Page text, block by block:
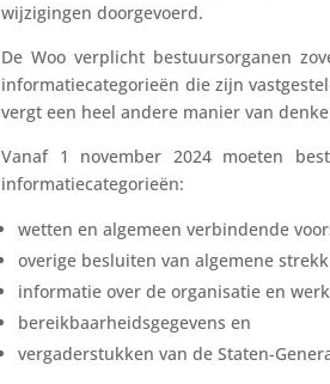
wijzigingen doorgevoerd.
De Woo verplicht bestuursorganen
informatiecategorieën die zijn
vergt een heel andere manier van
Vanaf 1 november 2024 moeten
informatiecategorieën:
wetten en algemeen verbindende
overige besluiten van algemene
informatie over de organisatie en
bereikbaarheidsgegevens en
vergaderstukken van de Staten-